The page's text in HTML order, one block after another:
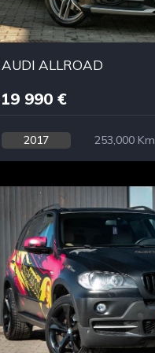
AUDI ALLROAD
19 990 €
2017 253,000 Km